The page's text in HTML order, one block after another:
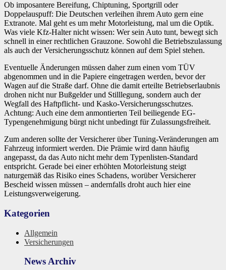
Ob imposantere Bereifung, Chiptuning, Sportgrill oder
Doppelauspuff: Die Deutschen verleihen ihrem Auto gern eine
Extranote. Mal geht es um mehr Motorleistung, mal um die Optik.
Was viele Kfz-Halter nicht wissen: Wer sein Auto tunt, bewegt sich
schnell in einer rechtlichen Grauzone. Sowohl die Betriebszulassung
als auch der Versicherungsschutz können auf dem Spiel stehen.
Eventuelle Änderungen müssen daher zum einen vom TÜV
abgenommen und in die Papiere eingetragen werden, bevor der
Wagen auf die Straße darf. Ohne die damit erteilte Betriebserlaubnis
drohen nicht nur Bußgelder und Stilllegung, sondern auch der
Wegfall des Haftpflicht- und Kasko-Versicherungsschutzes.
Achtung: Auch eine dem anmontierten Teil beiliegende EG-
Typengenehmigung bürgt nicht unbedingt für Zulassungsfreiheit.
Zum anderen sollte der Versicherer über Tuning-Veränderungen am
Fahrzeug informiert werden. Die Prämie wird dann häufig
angepasst, da das Auto nicht mehr dem Typenlisten-Standard
entspricht. Gerade bei einer erhöhten Motorleistung steigt
naturgemäß das Risiko eines Schadens, worüber Versicherer
Bescheid wissen müssen – andernfalls droht auch hier eine
Leistungsverweigerung.
Kategorien
Allgemein
Versicherungen
News Archiv